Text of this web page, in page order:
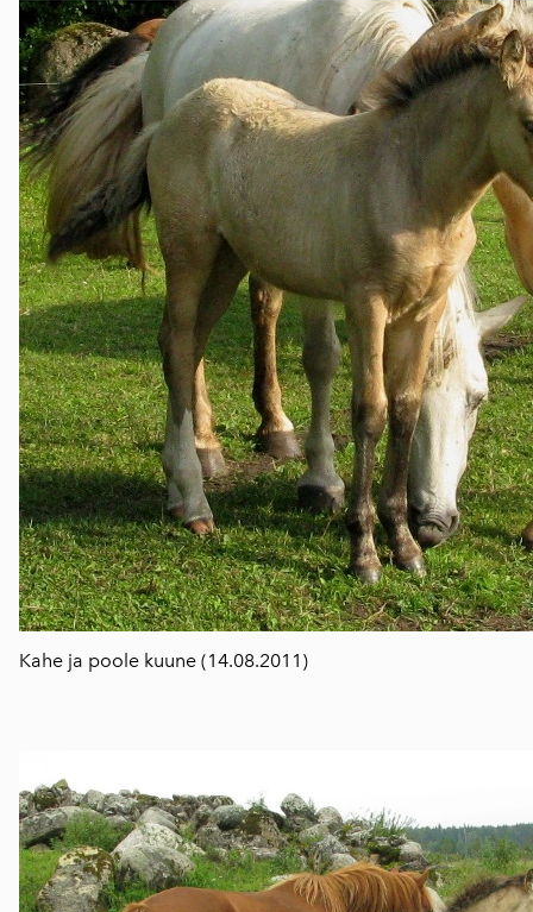
Kahe ja poole kuune (14.08.2011)